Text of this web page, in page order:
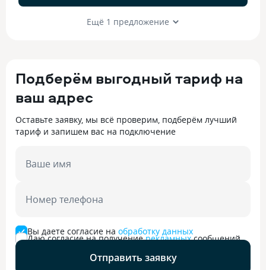
Ещё 1 предложение
Подберём выгодный тариф на
ваш адрес
Оставьте заявку, мы всё проверим, подберём лучший
тариф и запишем вас на подключение
Ваше имя
Номер телефона
Вы даете согласие на обработку данных
Даю согласие на получениерекламныхсообщений
Отправить заявку